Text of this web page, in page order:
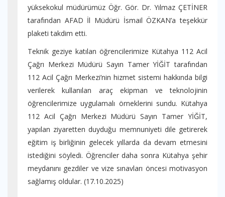
yüksekokul müdürümüz Öğr. Gör. Dr. Yılmaz ÇETİNER
tarafından AFAD İl Müdürü İsmail ÖZKAN’a teşekkür
plaketi takdim etti.
Teknik geziye katılan öğrencilerimize Kütahya 112 Acil
Çağrı Merkezi Müdürü Sayın Tamer YİĞİT tarafından
112 Acil Çağrı Merkezi’nin hizmet sistemi hakkında bilgi
verilerek kullanılan araç ekipman ve teknolojinin
öğrencilerimize uygulamalı örneklerini sundu. Kütahya
112 Acil Çağrı Merkezi Müdürü Sayın Tamer YİĞİT,
yapılan ziyaretten duyduğu memnuniyeti dile getirerek
eğitim iş birliğinin gelecek yıllarda da devam etmesini
istediğini söyledi. Öğrenciler daha sonra Kütahya şehir
meydanını gezdiler ve vize sınavları öncesi motivasyon
sağlamış oldular. (17.10.2025)